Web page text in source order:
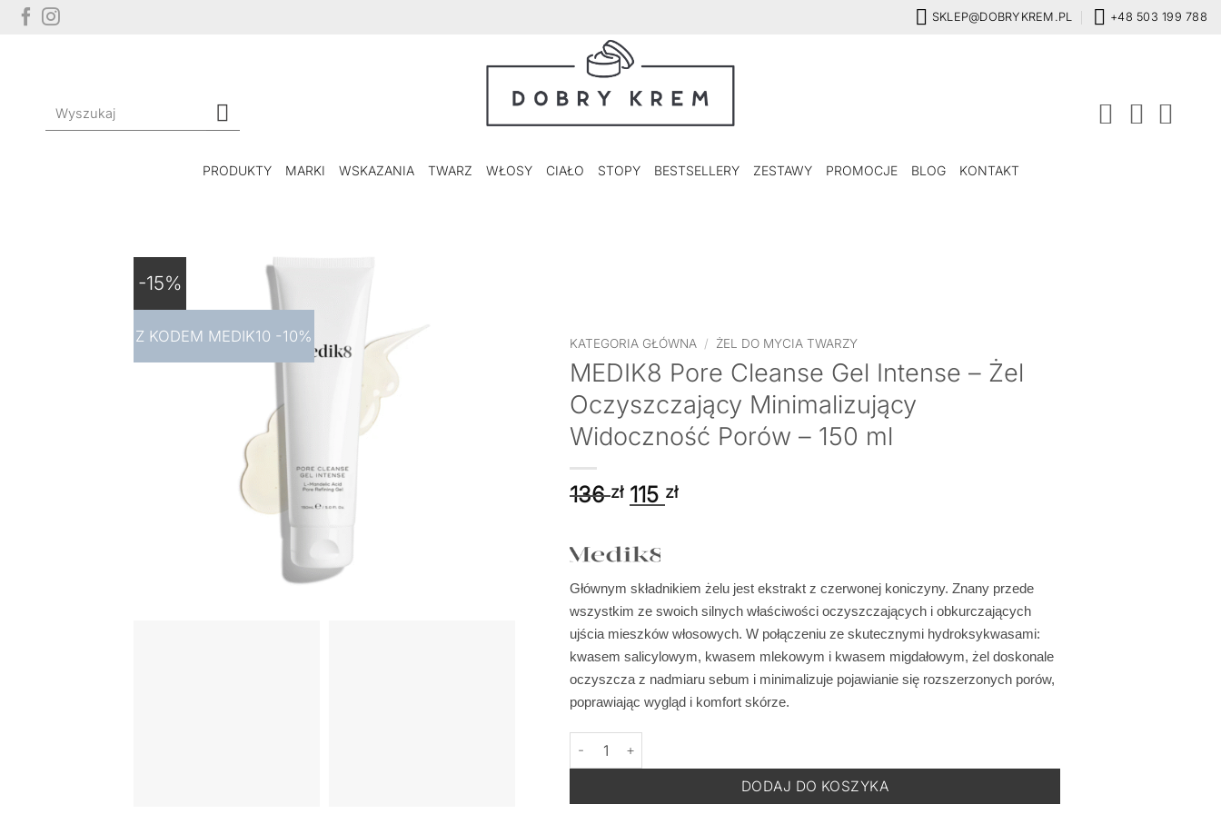
Przewiń
SKLEP@DOBRYKREM.PL +48 503 199 788
Szukaj:
PRODUKTY MARKI WSKAZANIA TWARZ WŁOSY CIAŁO STOPY BESTSELLERY ZESTAWY PROMOCJE BLOG KONTAKT
-15%
Z KODEM MEDIK10 -10% KATEGORIA GŁÓWNA / ŻEL DO MYCIA TWARZY
MEDIK8 Pore Cleanse Gel Intense – Żel
Oczyszczający Minimalizujący
Widoczność Porów – 150 ml
136zł Pierwotna
136 zł.
115 złAktualna
Głównym składnikiem żelu jest ekstrakt z czerwonej koniczyny. Znany przede
wszystkim ze swoich silnych właściwości oczyszczających i obkurczających
ujścia mieszków włosowych. W połączeniu ze skutecznymi hydroksykwasami:
kwasem salicylowym, kwasem mlekowym i kwasem migdałowym, żel doskonale
oczyszcza z nadmiaru sebum i minimalizuje pojawianie się rozszerzonych porów,
poprawiając wygląd i komfort skórze.
ilość MEDIK8 Pore Cleanse Gel Intense - Żel Oczyszczający Minimalizujący Widoczność Porów - 150 ml
DODAJ DO KOSZYKA